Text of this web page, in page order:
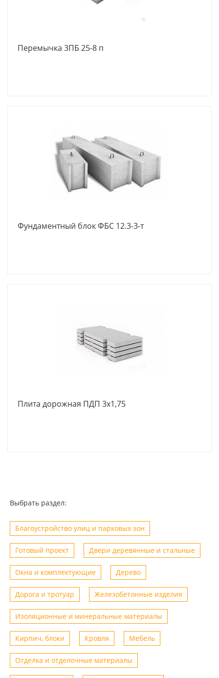
Перемычка 3ПБ 25-8 п
Фундаментный блок ФБС 12.3-3-т
Плита дорожная ПДП 3x1,75
Выбрать раздел:
Благоустройство улиц и парковых зон
Готовый проект Двери деревянные и стальные
Окна и комплектующие Дерево
Дорога и тротуар Железобетонные изделия
Изоляционные и минеральные материалы
Кирпич, блоки Кровля Мебель
Отделка и отделочные материалы